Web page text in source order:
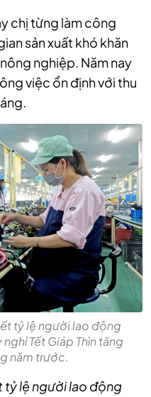
chị từng làm công
sản xuất khó khăn
nghiệp. Năm nay
việc ổn định với thu
tỷ lệ người lao động
Tết Giáp Thìn tăng
năm trước.
tỷ lệ người lao động